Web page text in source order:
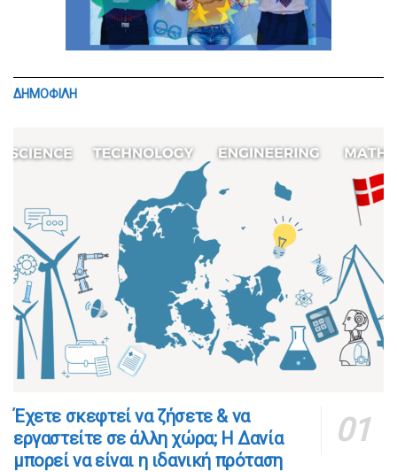
ΔΗΜΟΦΙΛΗ
​​Έχετε σκεφτεί να ζήσετε & να
εργαστείτε σε άλλη χώρα; Η Δανία
μπορεί να είναι η ιδανική πρόταση